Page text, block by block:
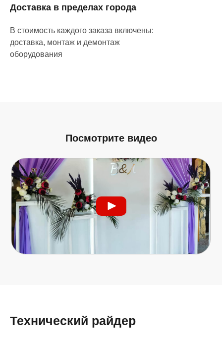
Доставка в пределах города
В стоимость каждого заказа включены:
доставка, монтаж и демонтаж
оборудования
Посмотрите видео
Технический райдер